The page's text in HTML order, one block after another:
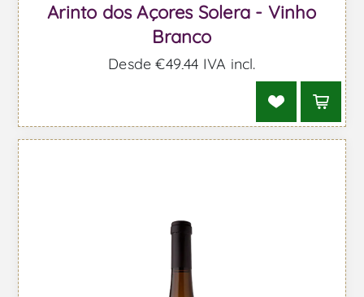
Arinto dos Açores Solera - Vinho
Branco
Desde €49,44 IVA incl.